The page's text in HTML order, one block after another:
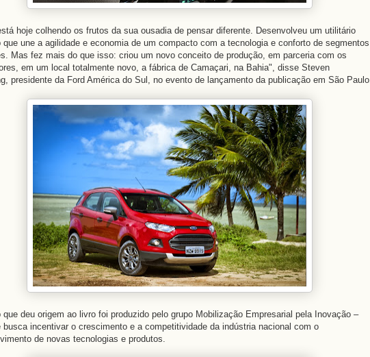
hoje colhendo os frutos da sua ousadia de pensar diferente. Desenvolveu um utilitário
que une a agilidade e economia de um compacto com a tecnologia e conforto de segmentos
Mas fez mais do que isso: criou um novo conceito de produção, em parceria com os
em um local totalmente novo, a fábrica de Camaçari, na Bahia", disse Steven
presidente da Ford América do Sul, no evento de lançamento da publicação em São Paulo.
que deu origem ao livro foi produzido pelo grupo Mobilização Empresarial pela Inovação –
busca incentivar o crescimento e a competitividade da indústria nacional com o
de novas tecnologias e produtos.